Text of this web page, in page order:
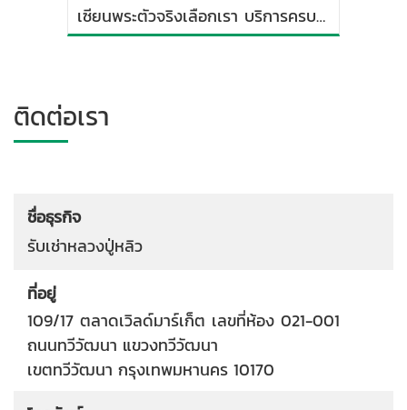
เซียนพระตัวจริงเลือกเรา บริการครบวงจรสายพระหลวงปู่หลิว
ติดต่อเรา
ชื่อธุรกิจ
รับเช่าหลวงปู่หลิว
ที่อยู่
109/17 ตลาดเวิลด์มาร์เก็ต เลขที่ห้อง 021-001
ถนนทวีวัฒนา แขวงทวีวัฒนา
เขตทวีวัฒนา กรุงเทพมหานคร 10170